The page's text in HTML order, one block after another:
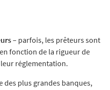
– parfois, les prêteurs sont
fonction de la rigueur de
réglementation.
des plus grandes banques,